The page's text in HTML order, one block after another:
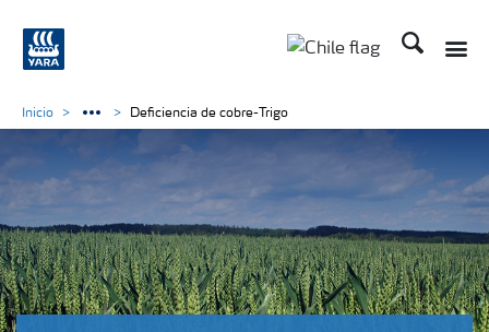
Buscar
Inicio Deficiencia de cobre-Trigo